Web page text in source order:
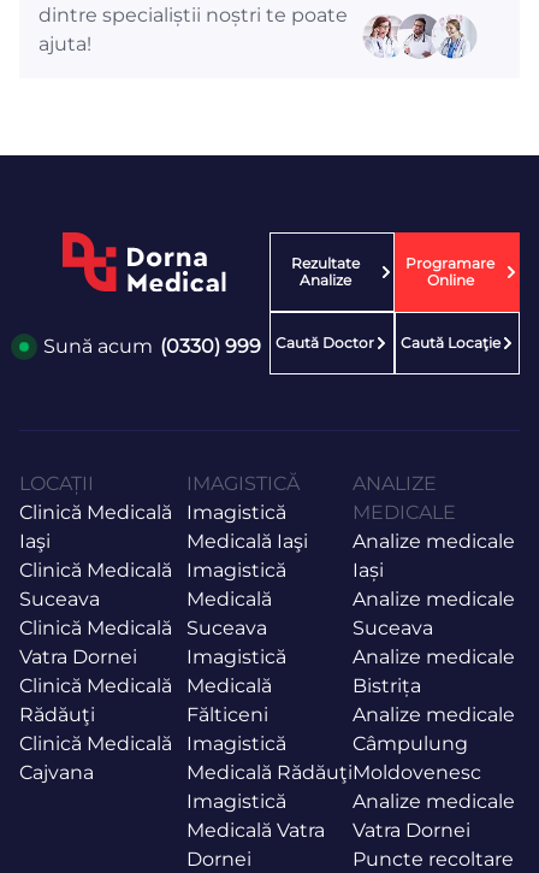
dintre specialiștii noștri te poate
ajuta!
Sună acum (0330) 999
Rezultate
Analize
Programare
Online
Caută Doctor Caută Locaţie
LOCAȚII
Clinică Medicală
Iaşi
Clinică Medicală
Suceava
Clinică Medicală
Vatra Dornei
Clinică Medicală
Rădăuţi
Clinică Medicală
Cajvana
IMAGISTICĂ
Imagistică
Medicală Iaşi
Imagistică
Medicală
Suceava
Imagistică
Medicală
Fălticeni
Imagistică
Medicală Rădăuţi
Imagistică
Medicală Vatra
Dornei
ANALIZE
MEDICALE
Analize medicale
Iași
Analize medicale
Suceava
Analize medicale
Bistrița
Analize medicale
Câmpulung
Moldovenesc
Analize medicale
Vatra Dornei
Puncte recoltare